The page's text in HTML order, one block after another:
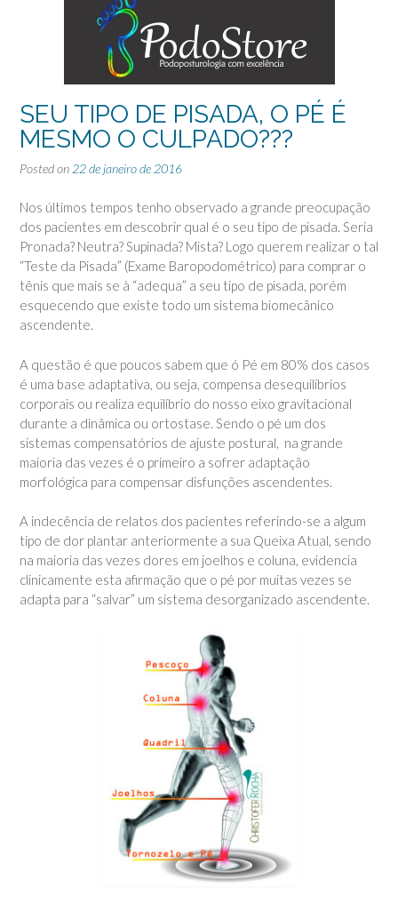
SEU TIPO DE PISADA, O PÉ É
MESMO O CULPADO???
Posted on 22 de janeiro de 2016
Nos últimos tempos tenho observado a grande preocupação
dos pacientes em descobrir qual é o seu tipo de pisada. Seria
Pronada? Neutra? Supinada? Mista? Logo querem realizar o tal
“Teste da Pisada” (Exame Baropodométrico) para comprar o
tênis que mais se à “adequa” a seu tipo de pisada, porém
esquecendo que existe todo um sistema biomecânico
ascendente.
A questão é que poucos sabem que ó Pé em 80% dos casos
é uma base adaptativa, ou seja, compensa desequilíbrios
corporais ou realiza equilíbrio do nosso eixo gravitacional
durante a dinâmica ou ortostase. Sendo o pé um dos
sistemas compensatórios de ajuste postural, na grande
maioria das vezes é o primeiro a sofrer adaptação
morfológica para compensar disfunções ascendentes.
A indecência de relatos dos pacientes referindo-se a algum
tipo de dor plantar anteriormente a sua Queixa Atual, sendo
na maioria das vezes dores em joelhos e coluna, evidencia
clinicamente esta afirmação que o pé por muitas vezes se
adapta para “salvar” um sistema desorganizado ascendente.